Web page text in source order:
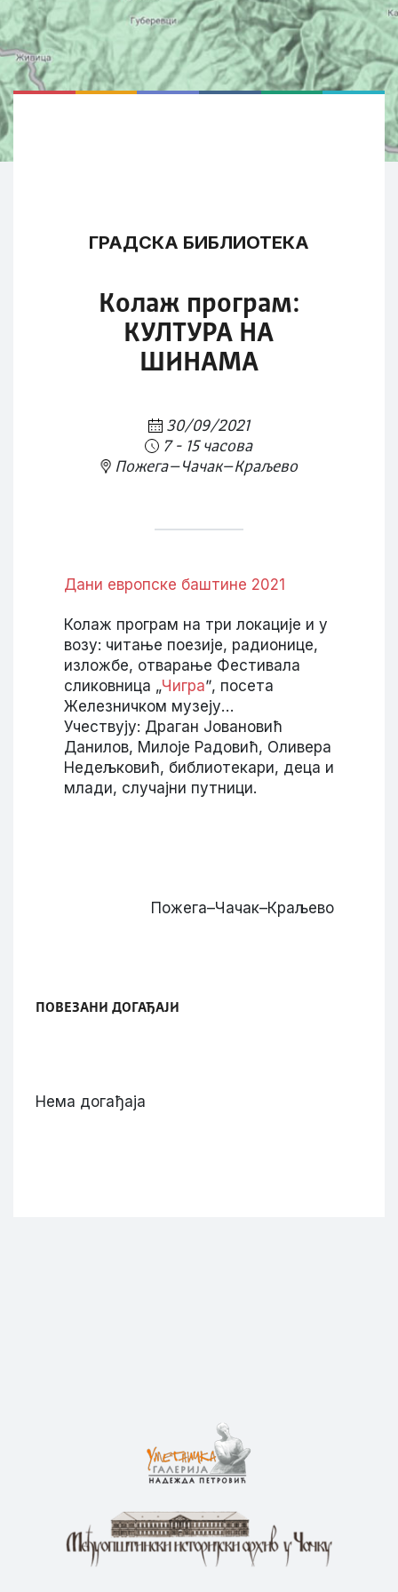
ГРАДСКА БИБЛИОТЕКА
Колаж програм:
КУЛТУРА НА
ШИНАМА
30/09/2021
7 - 15 часова
Пожега–Чачак–Краљево
Дани европске баштине 2021
Колаж програм на три локације и у
возу: читање поезије, радионице,
изложбе, отварање Фестивала
сликовница „Чиграˮ, посета
Железничком музеју…
Учествују: Драган Јовановић
Данилов, Милоје Радовић, Оливера
Недељковић, библиотекари, деца и
млади, случајни путници.
Пожега–Чачак–Краљево
ПОВЕЗАНИ ДОГАЂАЈИ
Нема догађаја